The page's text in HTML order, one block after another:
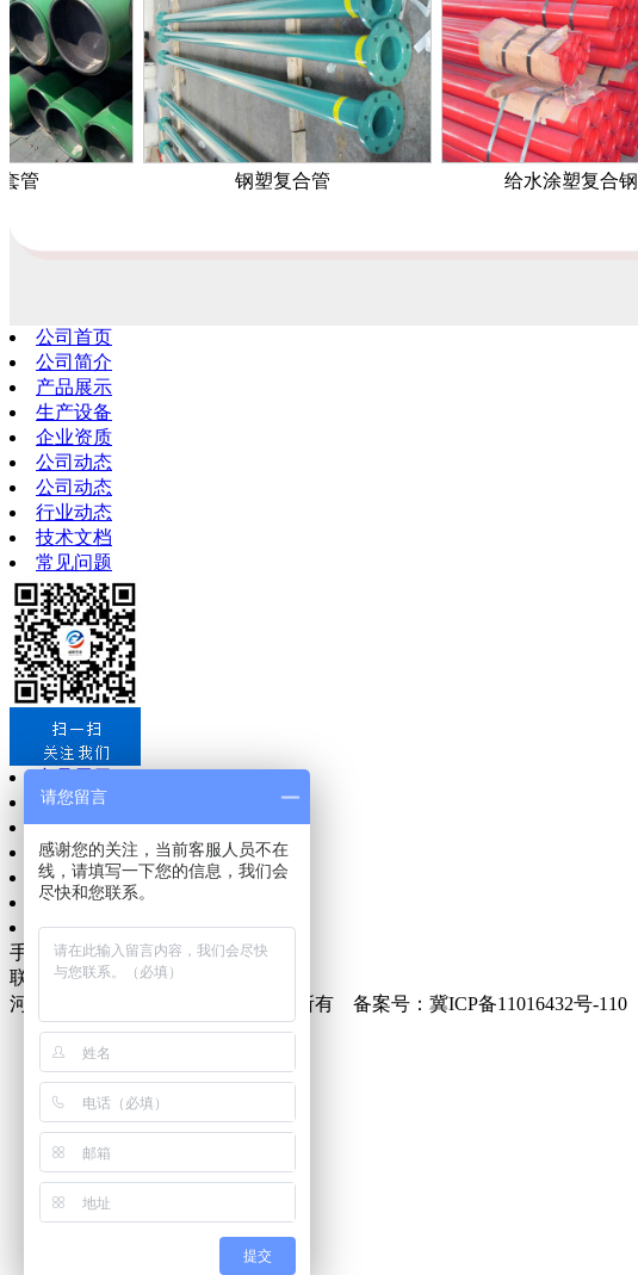
给水涂塑复合钢管
公司首页
公司简介
产品展示
生产设备
企业资质
公司动态
公司动态
行业动态
技术文档
常见问题
ASTM A106 GR.B无缝钢管
P110石油套管
黄色3PE防腐
内外涂塑复合钢管
联系我们
电 话：0317-5128660
手 机：15831783000
联系人：关经理
河北诚源管业集团有限公司 版权所有 备案号：冀ICP备11016432号-110
请您留言
感谢您的关注，当前客服人员不在
线，请填写一下您的信息，我们会
尽快和您联系。
提交